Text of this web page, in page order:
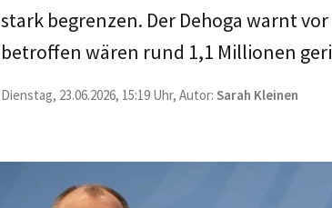
stark begrenzen. Der Dehoga warnt
betroffen wären rund 1,1 Millionen
Dienstag, 23.06.2026, 15:19 Uhr, Autor: Sarah Kleinen